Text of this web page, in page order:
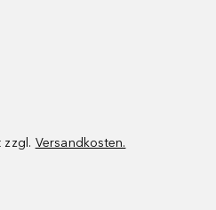
zzgl. Versandkosten.